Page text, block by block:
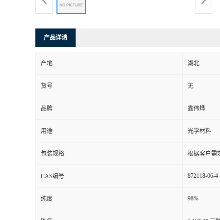
产品详请
产地 湖北
货号 无
品牌 鑫伟烨
用途 光学材料
包装规格 根据客户需
CAS编号 872118-06-4
纯度 98%